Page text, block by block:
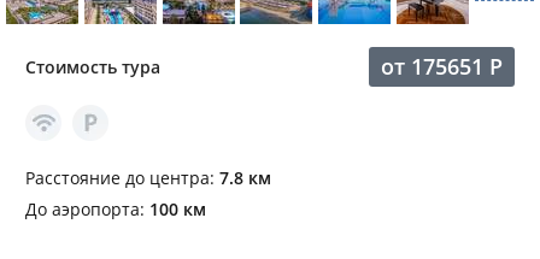
Стоимость тура от 175651 Р
Расстояние до центра: 7.8 км
До аэропорта: 100 км